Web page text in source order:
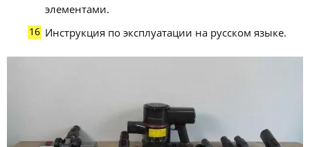
элементами.
Инструкция по эксплуатации на русском языке.